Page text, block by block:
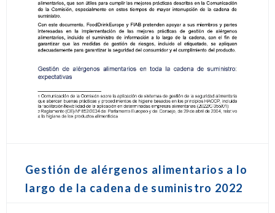
Gestión de alérgenos alimentarios a lo
largo de la cadena de suministro 2022